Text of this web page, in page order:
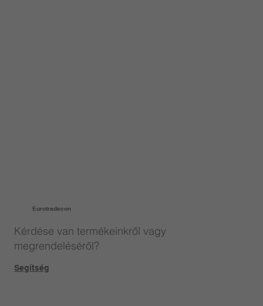
Eurotradecon
Kérdése van termékeinkről vagy
megrendeléséről?
Segítség